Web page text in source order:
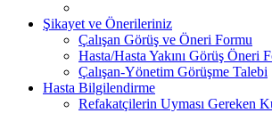
Şikayet ve Önerileriniz
Çalışan Görüş ve Öneri Formu
Hasta/Hasta Yakını Görüş Öneri
Çalışan-Yönetim Görüşme Talebi
Hasta Bilgilendirme
Refakatçilerin Uyması Gereken